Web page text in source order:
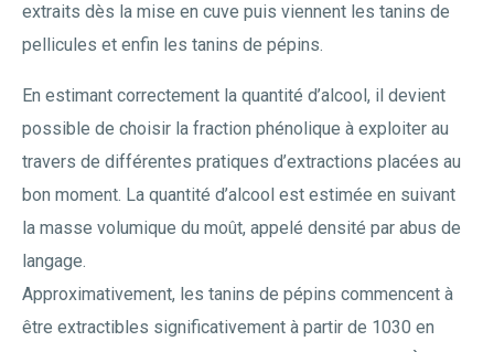
extraits dès la mise en cuve puis viennent les tanins de
pellicules et enfin les tanins de pépins.
En estimant correctement la quantité d’alcool, il devient
possible de choisir la fraction phénolique à exploiter au
travers de différentes pratiques d’extractions placées au
bon moment. La quantité d’alcool est estimée en suivant
la masse volumique du moût, appelé densité par abus de
langage.
Approximativement, les tanins de pépins commencent à
être extractibles significativement à partir de 1030 en